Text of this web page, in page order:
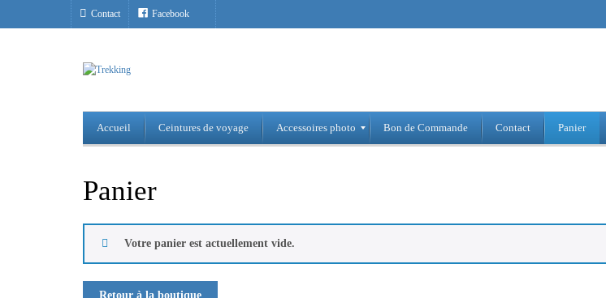
Contact Facebook
Accueil Ceintures de voyage Accessoires photo Bon de Commande Contact Panier
Panier
Votre panier est actuellement vide.
Retour à la boutique